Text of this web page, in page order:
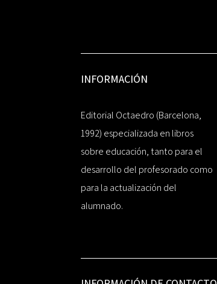
INFORMACIÓN
Editorial Octaedro (Barcelona,
1992) especializada en libros
sobre educación, tanto para el
desarrollo del profesorado como
para la actualización del
alumnado.